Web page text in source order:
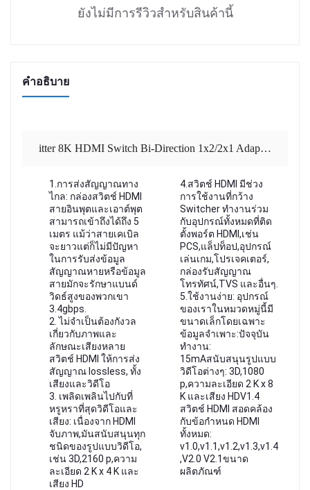
ยังไม่มีการรีวิวสำหรับสินค้านี้
คำอธิบาย
itter 8K HDMI Switch Bi-Direction 1x2/2x1 Adapter HDMI Switcher 2 in 1 out for PS4/PS3,
1.การส่งสัญญาณทาง
ไกล: กล่องสวิตช์ HDMI
สายอินพุตและเอาต์พุต
สามารถเข้าถึงได้ถึง 5
เมตร แม้ว่าสายเคเบิล
จะยาวแต่ก็ไม่มีปัญหา
ในการรับส่งข้อมูล
สัญญาณหายหรือข้อมูล
สายมักจะรักษาแบนด์
วิดธ์สูงของพวกเขา
3.4gbps.
2. ไม่จำเป็นต้องกังวล
เกี่ยวกับภาพและ
ลักษณะเสียงหลาย
สวิตช์ HDMI ให้การส่ง
สัญญาณ lossless, ทั้ง
เสียงและวิดีโอ
3. เพลิดเพลินไปกับที่
หรูหราที่สุดวิดีโอและ
เสียง: เนื่องจาก HDMI
จับภาพ,มันสนับสนุนทุก
ชนิดของรูปแบบวิดีโอ,
เช่น 3D,2160 p,ความ
ละเอียด 2 K x 4 K และ
เสียง HD
4.สวิตช์ HDMI มีช่วง
การใช้งานที่กว้าง
Switcher ทำงานร่วม
กับอุปกรณ์ทั้งหมดที่ติด
ตั้งพอร์ต HDMI,เช่น
PCS,แล็ปท็อป,อุปกรณ์
เล่นเกม,โปรเจคเตอร์,
กล่องรับสัญญาณ
โทรทัศน์,TVS และอื่นๆ.
5.ใช้งานง่าย: อุปกรณ์
ของเราในหมวดหมู่นี้มี
ขนาดเล็กโดยเฉพาะ
ข้อมูลจำเพาะ:ปัจจุบัน
ทำงาน:
15mAสนับสนุนรูปแบบ
วิดีโอต่างๆ: 3D,1080
p,ความละเอียด 2 K x 8
K และเสียง HDV1.4
สวิตช์ HDMI สอดคล้อง
กับข้อกำหนด HDMI
ทั้งหมด:
v1.0,v1.1,v1.2,v1.3,v1.4
,V2.0 V2.1ขนาด
ผลิตภัณฑ์